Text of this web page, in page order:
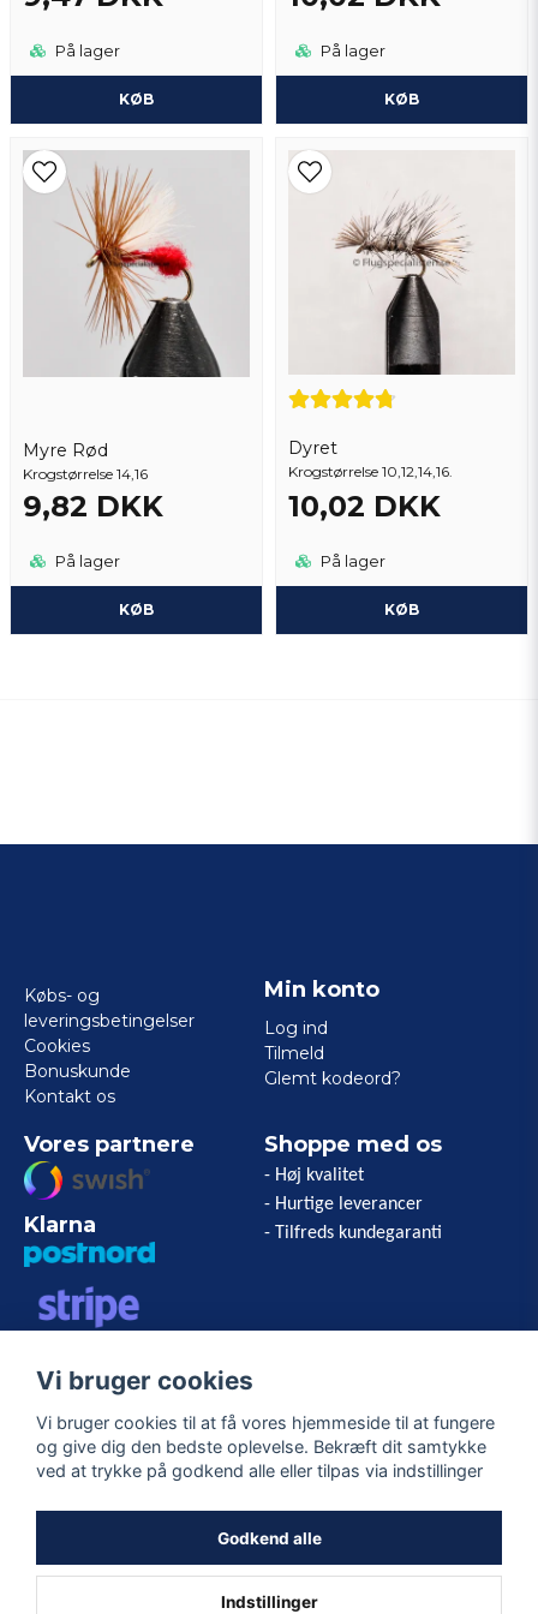
På lager
KØB
På lager
KØB
Myre Rød
Krogstørrelse 14,16
9,82 DKK
På lager
KØB
Dyret
Krogstørrelse 10,12,14,16.
10,02 DKK
På lager
KØB
Thomas
Fredrik
for 3 måneder siden
Anonym
for 11 måneder siden
Købs- og
leveringsbetingelser
Cookies
Bonuskunde
Kontakt os
Min konto
Log ind
Tilmeld
Glemt kodeord?
Vores partnere
Klarna
EXPRESS
Shoppe med os
- Høj kvalitet
- Hurtige leverancer
- Tilfreds kundegaranti
Følg os
Vi bruger cookies
Vi bruger cookies til at få vores hjemmeside til at fungere
og give dig den bedste oplevelse. Bekræft dit samtykke
ved at trykke på godkend alle eller tilpas via indstillinger
Godkend alle
Indstillinger